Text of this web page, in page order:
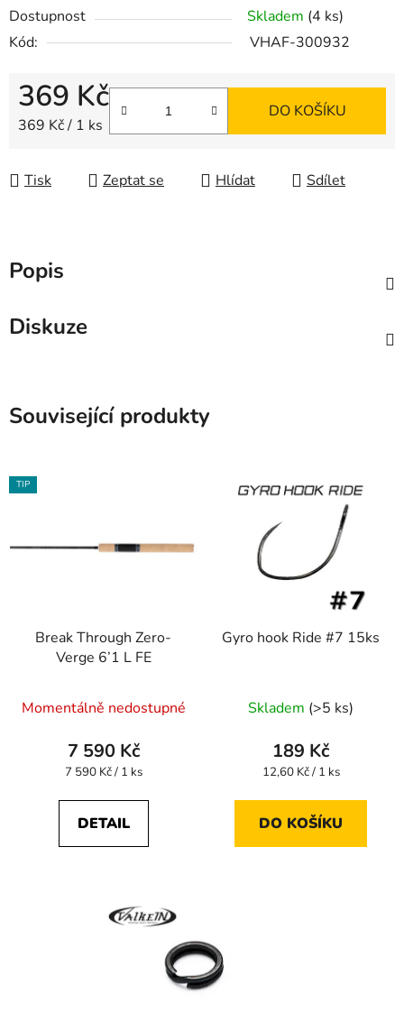
Dostupnost Skladem (4 ks)
Kód:
VHAF-300932
369 Kč
Měrná cena:
369 Kč / 1 ks
DO KOŠÍKU
Tisk Zeptat se Hlídat Sdílet
Popis
Diskuze
Související produkty
TIP
Break Through Zero-
Verge 6’1 L FE
hodnocení
produktu
je
z
Momentálně nedostupné
7 590 Kč
Měrná
7 590 Kč / 1 ks
DETAIL
Gyro hook Ride #7 15ks
Skladem (>5 ks)
189 Kč
Měrná
12,60 Kč / 1 ks
DO KOŠÍKU